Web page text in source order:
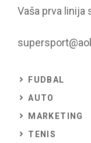
Vaša prva linija
FUDBAL
AUTO
MARKETING
TENIS